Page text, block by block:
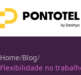
Home/Blog/
Flexibilidade no